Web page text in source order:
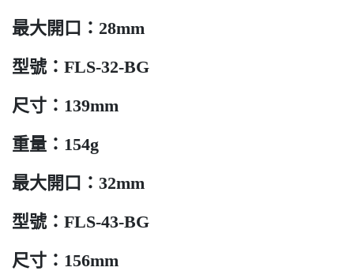
最大開口：28mm
型號：FLS-32-BG
尺寸：139mm
重量：154g
最大開口：32mm
型號：FLS-43-BG
尺寸：156mm